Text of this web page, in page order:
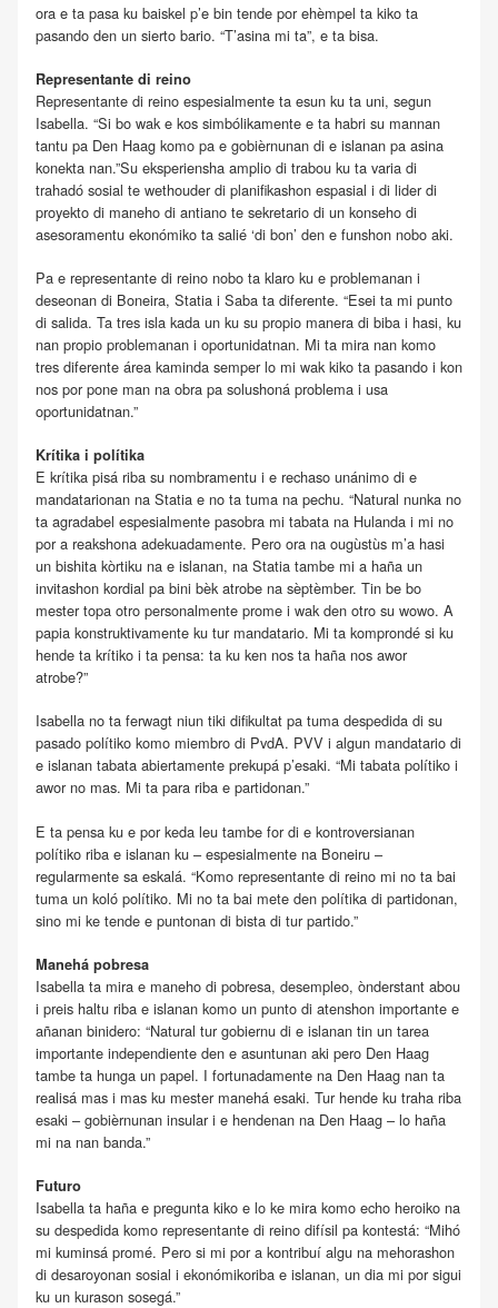
ora e ta pasa ku baiskel p’e bin tende por ehèmpel ta kiko ta
pasando den un sierto bario. “T’asina mi ta”, e ta bisa.
Representante di reino
Representante di reino espesialmente ta esun ku ta uni, segun
Isabella. “Si bo wak e kos simbólikamente e ta habri su mannan
tantu pa Den Haag komo pa e gobièrnunan di e islanan pa asina
konekta nan.”Su eksperiensha amplio di trabou ku ta varia di
trahadó sosial te wethouder di planifikashon espasial i di lider di
proyekto di maneho di antiano te sekretario di un konseho di
asesoramentu ekonómiko ta salié ‘di bon’ den e funshon nobo aki.
Pa e representante di reino nobo ta klaro ku e problemanan i
deseonan di Boneira, Statia i Saba ta diferente. “Esei ta mi punto
di salida. Ta tres isla kada un ku su propio manera di biba i hasi, ku
nan propio problemanan i oportunidatnan. Mi ta mira nan komo
tres diferente área kaminda semper lo mi wak kiko ta pasando i kon
nos por pone man na obra pa solushoná problema i usa
oportunidatnan.”
Krítika i polítika
E krítika pisá riba su nombramentu i e rechaso unánimo di e
mandatarionan na Statia e no ta tuma na pechu. “Natural nunka no
ta agradabel espesialmente pasobra mi tabata na Hulanda i mi no
por a reakshona adekuadamente. Pero ora na ougùstùs m’a hasi
un bishita kòrtiku na e islanan, na Statia tambe mi a haña un
invitashon kordial pa bini bèk atrobe na sèptèmber. Tin be bo
mester topa otro personalmente prome i wak den otro su wowo. A
papia konstruktivamente ku tur mandatario. Mi ta komprondé si ku
hende ta krítiko i ta pensa: ta ku ken nos ta haña nos awor
atrobe?”
Isabella no ta ferwagt niun tiki difikultat pa tuma despedida di su
pasado polítiko komo miembro di PvdA. PVV i algun mandatario di
e islanan tabata abiertamente prekupá p’esaki. “Mi tabata polítiko i
awor no mas. Mi ta para riba e partidonan.”
E ta pensa ku e por keda leu tambe for di e kontroversianan
polítiko riba e islanan ku – espesialmente na Boneiru –
regularmente sa eskalá. “Komo representante di reino mi no ta bai
tuma un koló polítiko. Mi no ta bai mete den polítika di partidonan,
sino mi ke tende e puntonan di bista di tur partido.”
Manehá pobresa
Isabella ta mira e maneho di pobresa, desempleo, ònderstant abou
i preis haltu riba e islanan komo un punto di atenshon importante e
añanan binidero: “Natural tur gobiernu di e islanan tin un tarea
importante independiente den e asuntunan aki pero Den Haag
tambe ta hunga un papel. I fortunadamente na Den Haag nan ta
realisá mas i mas ku mester manehá esaki. Tur hende ku traha riba
esaki – gobièrnunan insular i e hendenan na Den Haag – lo haña
mi na nan banda.”
Futuro
Isabella ta haña e pregunta kiko e lo ke mira komo echo heroiko na
su despedida komo representante di reino difísil pa kontestá: “Mihó
mi kuminsá promé. Pero si mi por a kontribuí algu na mehorashon
di desaroyonan sosial i ekonómikoriba e islanan, un dia mi por sigui
ku un kurason sosegá.”